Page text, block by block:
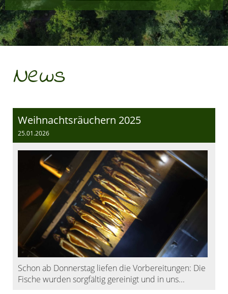
News
Weihnachtsräuchern 2025
25.01.2026
Schon ab Donnerstag liefen die Vorbereitungen: Die
Fische wurden sorgfältig gereinigt und in uns...